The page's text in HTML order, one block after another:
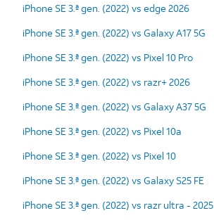
iPhone SE 3.ª gen. (2022) vs edge 2026
iPhone SE 3.ª gen. (2022) vs Galaxy A17 5G
iPhone SE 3.ª gen. (2022) vs Pixel 10 Pro
iPhone SE 3.ª gen. (2022) vs razr+ 2026
iPhone SE 3.ª gen. (2022) vs Galaxy A37 5G
iPhone SE 3.ª gen. (2022) vs Pixel 10a
iPhone SE 3.ª gen. (2022) vs Pixel 10
iPhone SE 3.ª gen. (2022) vs Galaxy S25 FE
iPhone SE 3.ª gen. (2022) vs razr ultra - 2025